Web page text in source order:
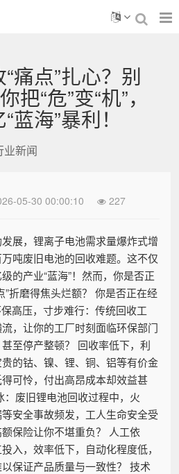
痛点”扎心？别
“危”变“机”，
蓝海”暴利！
业新闻
05-30 00:00:10 227
展，锂离子电池需求量爆炸式增
吨废旧电池的回收难题。这不仅
的产业“蓝海”！然而，你是否正
”折磨得焦头烂额？ 你是否正在经
高压，寸步难行：传统回收工
，让你的工厂时刻面临环保部门
至停产整顿？ 回收率低下，利
的钴、镍、锂、铜、铝等有价金
可怜，付出高昂成本却效益甚
废旧锂电池回收过程中，火
安全事故频发，工人生命安全受
保险让你不堪重负？ 人工依
入，效率低下，自动化程度低，
保证产品质量与一致性？ 技术